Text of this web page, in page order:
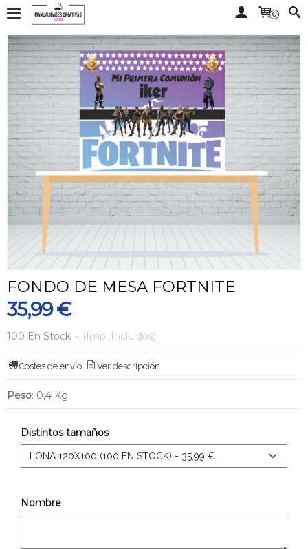
0
FONDO DE MESA FORTNITE
35,99 €
100 En Stock - (Imp. Incluidos)
Costes de envío Ver descripción
Peso: 0,4 Kg
Distintos tamaños
Nombre